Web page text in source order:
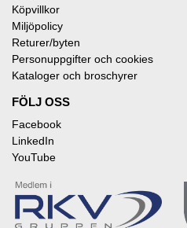
Köpvillkor
Miljöpolicy
Returer/byten
Personuppgifter och cookies
Kataloger och broschyrer
FÖLJ OSS
Facebook
LinkedIn
YouTube